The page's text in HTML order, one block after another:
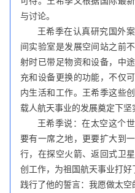
与讨论。
王希季在认真研究国外
间实验室是发展空间站之前
射时已带足物资和设备，中
充和设备更换的功能，不仅
内生活和工作。王希季这些
载人航天事业的发展奠定下坚
王希季说：在太空这个
要有一席之地，更要扩大到
行，在探空火箭、返回式卫
创工作，为祖国航天事业打好
践行了他的誓言：我愿做太空